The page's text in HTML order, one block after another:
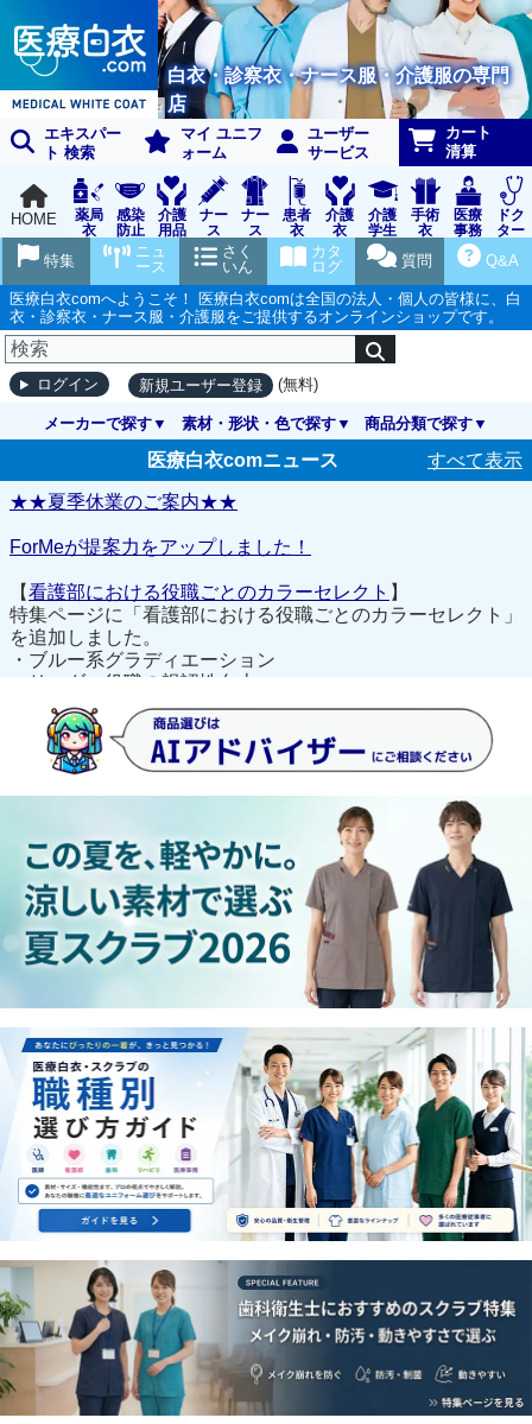
白衣・診察衣・ナース服・介護服の専門
店
エキスパー
ト 検索
マイ ユニフ
ォーム
ユーザー
サービス
カート
清算
HOME
薬局
衣
感染
防止
用品
介護
用品
ナー
ス
グッ
ズ
ナー
ス
ウェ
ア
患者
衣
介護
衣
介護
学生
実習
衣
手術
衣
医療
事務
受付
ドク
ター
ア
Q&A
質問
カタ
ログ
さく
いん
ニュ
ース
特集
医療白衣comへようこそ！ 医療白衣comは全国の法人・個人の皆様に、白
衣・診察衣・ナース服・介護服をご提供するオンラインショップです。
ログイン 新規ユーザー登録 (無料)
メーカーで探す 素材・形状・色で探す 商品分類で探す
医療白衣comニュース すべて表示
★★夏季休業のご案内★★
ForMeが提案力をアップしました！
【看護部における役職ごとのカラーセレクト 】
特集ページに「看護部における役職ごとのカラーセレクト」
を追加しました。
・ブルー系グラディエーション
・リーダー役職の視認性向上
・全体の調和を重視したハーモニー統一
の配色提案をご覧いただけます。
https://www.m891.com/item/special/index/115#role-selection-
AIアドバイザー ForMe アップデートのお知らせ
】
・品番理解の強化により検索精度がアップしました。
・ケース別対応能力が向上しました。
■寄り添い、響き合うその先の笑顔のために。
オンワード ラ
を掲載しました。
サーヴォ SERVO メディカル 2025 を掲載しました。
富士ゴムナース 2025 を掲載しました。
■働く現場のサプリメント UNITE 2025 を掲載しました。
■KAZEN メディカル 2025 を掲載しました。
■ ナガイレーベン ナウェイ 2025を掲載しました。
■ 住商モンブラン メディカル 2025を掲載しました。
■コーディネイトできるケアユニフォームサンエス ジャック
＆ベティ 2025 を掲載しました。
■介護するひと、される人に優しいユニフォーム
キラク